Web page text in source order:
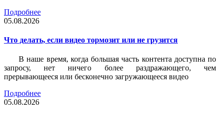
Подробнее
05.08.2026
Что делать, если видео тормозит или не грузится
В наше время, когда большая часть контента доступна по
запросу, нет ничего более раздражающего, чем
прерывающееся или бесконечно загружающееся видео
Подробнее
05.08.2026